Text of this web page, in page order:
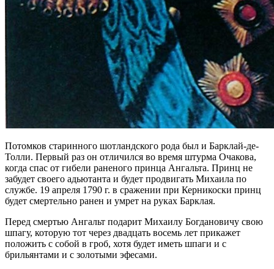
Потомков старинного шотландского рода был и Барклай-де-
Толли. Первый раз он отличился во время штурма Очакова,
когда спас от гибели раненого принца Ангальта. Принц не
забудет своего адьютанта и будет продвигать Михаила по
службе. 19 апреля 1790 г. в сражении при Керникоски принц
будет смертельно ранен и умрет на руках Барклая.
Перед смертью Ангальт подарит Михаилу Богдановичу свою
шпагу, которую тот через двадцать восемь лет прикажет
положить с собой в гроб, хотя будет иметь шпаги и с
брильянтами и с золотыми эфесами.